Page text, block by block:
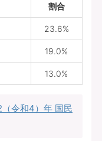
割合
23.6%
19.0%
13.0%
令和4）年 国民